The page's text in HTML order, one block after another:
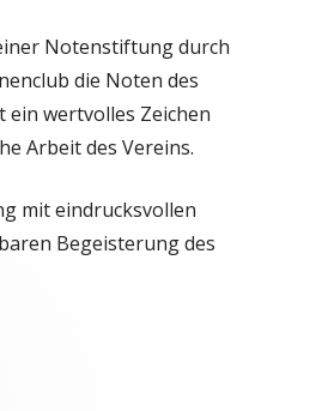
Notenstiftung durch
die Noten des
ein wertvolles Zeichen
Arbeit des Vereins.
mit eindrucksvollen
Begeisterung des
2026